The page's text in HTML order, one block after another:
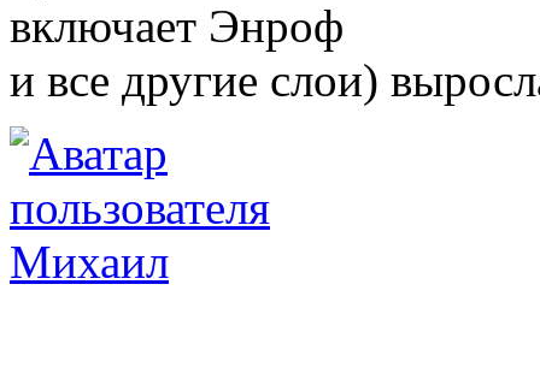
включает Энроф
и все другие слои)
Михаил